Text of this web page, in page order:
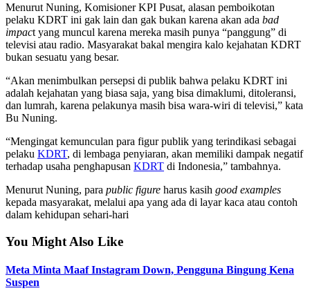
Menurut Nuning, Komisioner KPI Pusat, alasan pemboikotan
pelaku KDRT ini gak lain dan gak bukan karena akan ada bad
impact yang muncul karena mereka masih punya “panggung” di
televisi atau radio. Masyarakat bakal mengira kalo kejahatan KDRT
bukan sesuatu yang besar.
“Akan menimbulkan persepsi di publik bahwa pelaku KDRT ini
adalah kejahatan yang biasa saja, yang bisa dimaklumi, ditoleransi,
dan lumrah, karena pelakunya masih bisa wara-wiri di televisi,” kata
Bu Nuning.
“Mengingat kemunculan para figur publik yang terindikasi sebagai
pelaku KDRT, di lembaga penyiaran, akan memiliki dampak negatif
terhadap usaha penghapusan KDRT di Indonesia,” tambahnya.
Menurut Nuning, para public figure harus kasih good examples
kepada masyarakat, melalui apa yang ada di layar kaca atau contoh
dalam kehidupan sehari-hari
You Might Also Like
Meta Minta Maaf Instagram Down, Pengguna Bingung Kena
Suspen